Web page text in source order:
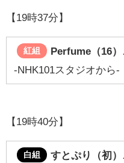
【19時37分】
紅組 Perfume（16）
-NHK101スタジオから-
【19時40分】
白組 すとぷり（初）